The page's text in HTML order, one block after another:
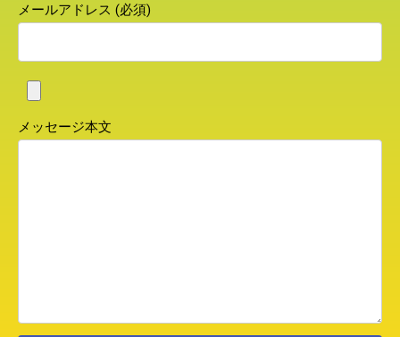
メールアドレス (必須)
メッセージ本文